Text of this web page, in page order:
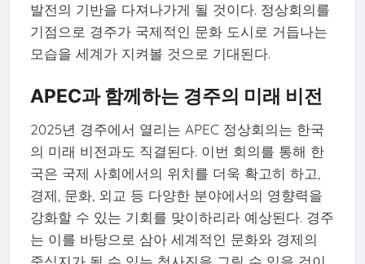
발전의 기반을 다져나가게 될 것이다. 정상회의를
기점으로 경주가 국제적인 문화 도시로 거듭나는
모습을 세계가 지켜볼 것으로 기대된다.
APEC과 함께하는 경주의 미래 비전
2025년 경주에서 열리는 APEC 정상회의는 한국
의 미래 비전과도 직결된다. 이번 회의를 통해 한
국은 국제 사회에서의 위치를 더욱 확고히 하고,
경제, 문화, 외교 등 다양한 분야에서의 영향력을
강화할 수 있는 기회를 맞이하리라 예상된다. 경주
는 이를 바탕으로 삼아 세계적인 문화와 경제의